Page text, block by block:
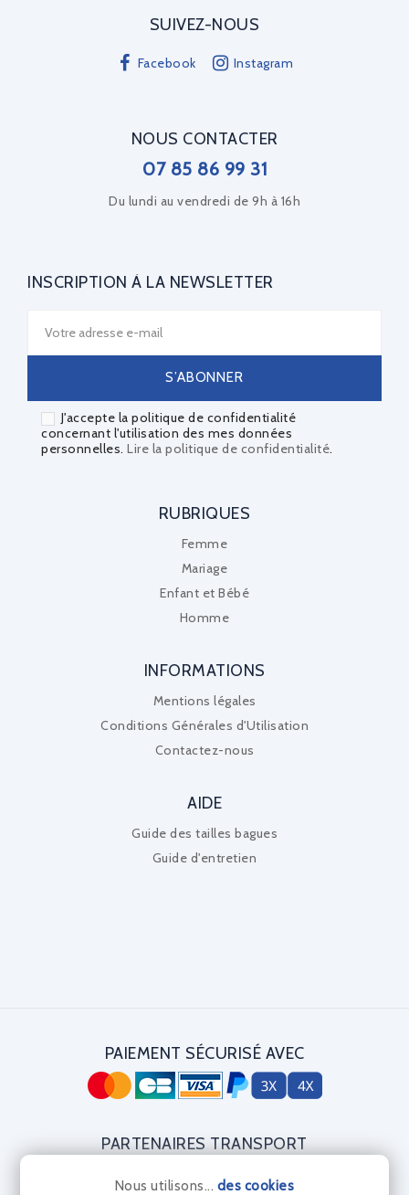
SUIVEZ-NOUS
Facebook Instagram
NOUS CONTACTER
07 85 86 99 31
Du lundi au vendredi de 9h à 16h
INSCRIPTION À LA NEWSLETTER
J'accepte la politique de confidentialité
concernant l'utilisation des mes données
personnelles. Lire la politique de confidentialité.
RUBRIQUES
Femme
Mariage
Enfant et Bébé
Homme
INFORMATIONS
Mentions légales
Conditions Générales d'Utilisation
Contactez-nous
AIDE
Guide des tailles bagues
Guide d'entretien
Nous utilisons... des cookies
PAIEMENT SÉCURISÉ AVEC
PARTENAIRES TRANSPORT